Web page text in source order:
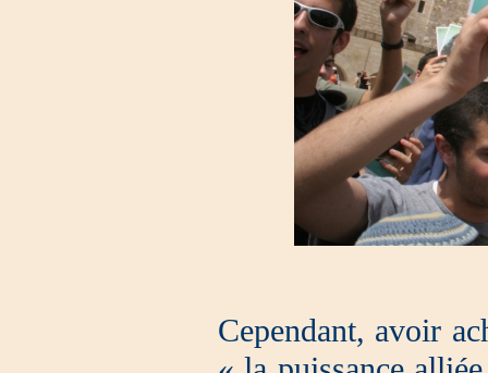
Cependant, avoir